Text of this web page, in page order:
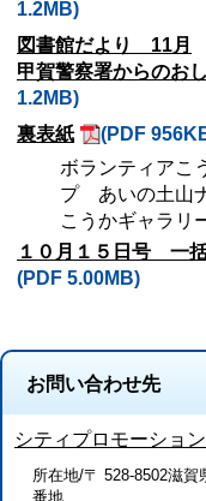
1.2MB)
図書館だより 11月
甲賀警察署からのお
1.2MB)
裏表紙
(PDF
ボランティア
プ あいの土山
こうかギャラリ
１０月１５日号 一
(PDF 5.00MB)
お問い合わせ先
シティプロモーショ
所在地/〒 528-8502滋
番地